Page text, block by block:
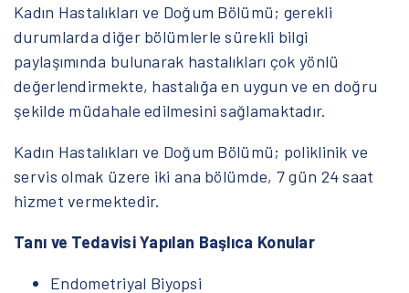
Kadın Hastalıkları ve Doğum Bölümü; gerekli
durumlarda diğer bölümlerle sürekli bilgi
paylaşımında bulunarak hastalıkları çok yönlü
değerlendirmekte, hastalığa en uygun ve en doğru
şekilde müdahale edilmesini sağlamaktadır.
Kadın Hastalıkları ve Doğum Bölümü; poliklinik ve
servis olmak üzere iki ana bölümde, 7 gün 24 saat
hizmet vermektedir.
Tanı ve Tedavisi Yapılan Başlıca Konular
Endometriyal Biyopsi